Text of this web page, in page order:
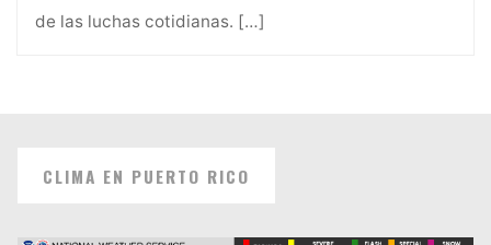
de las luchas cotidianas. […]
CLIMA EN PUERTO RICO